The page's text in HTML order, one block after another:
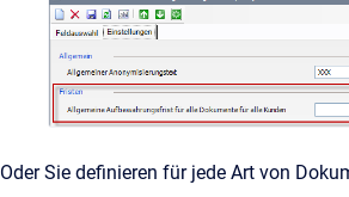
Oder Sie definieren für jede Art von